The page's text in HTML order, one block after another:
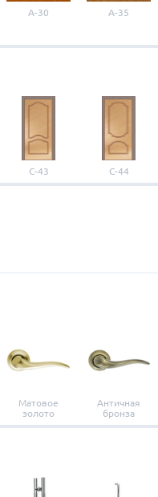
A-30 A-35
С-43 С-44
Матовое
золото
Античная
бронза